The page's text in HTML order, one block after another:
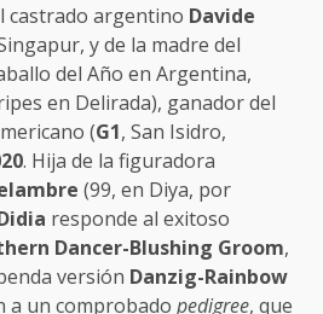
castrado argentino Davide
y de la madre del
del Año en Argentina,
en Delirada), ganador del
(G1, San Isidro,
. Hija de la figuradora
(99, en Diya, por
responde al exitoso
Dancer-Blushing Groom,
versión Danzig-Rainbow
a un comprobado pedigree, que